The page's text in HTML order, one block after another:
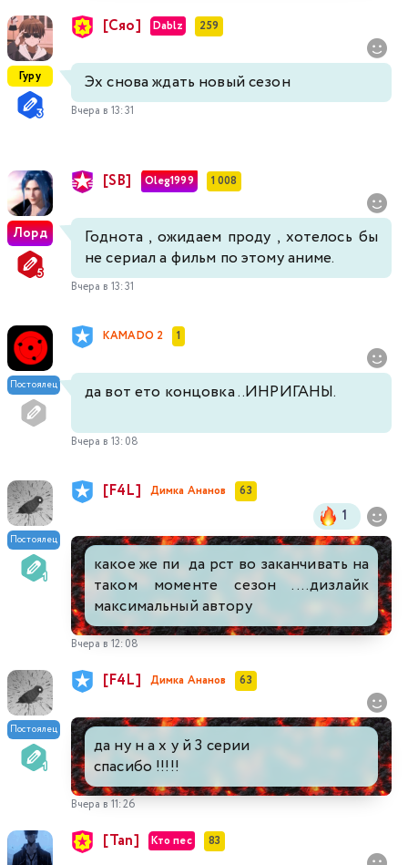
Гуру
[Сяо] Dablz 259
Эх снова ждать новый сезон
Вчера в 13:31
Лорд
[SB] Oleg1999 1 008
Годнота , ожидаем проду , хотелось бы
не сериал а фильм по этому аниме.
Вчера в 13:31
Постоялец
KAMADO 2 1
да вот ето концовка ..ИНРИГАНЫ.
Вчера в 13:08
Постоялец
[F4L] Димка Ананов 63
1
какое же пи да рст во заканчивать на
таком моменте сезон ....дизлайк
максимальный автору
Вчера в 12:08
Постоялец
[F4L] Димка Ананов 63
да ну н а х у й 3 серии
спасибо !!!!!
Вчера в 11:26
[Tan] Кто пес 83